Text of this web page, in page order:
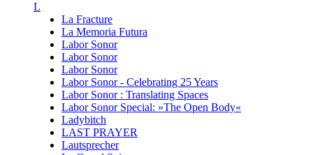
L
La Fracture
La Memoria Futura
Labor Sonor
Labor Sonor
Labor Sonor
Labor Sonor - Celebrating 25 Years
Labor Sonor : Translating Spaces
Labor Sonor Special: »The Open Body«
Ladybitch
LAST PRAYER
Lautsprecher